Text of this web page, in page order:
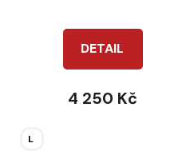
DETAIL
4 250 Kč
L